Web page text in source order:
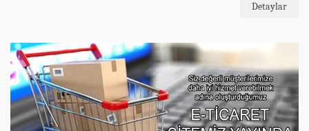
Detaylar